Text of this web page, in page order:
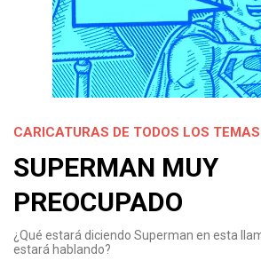
CARICATURAS DE TODOS LOS TEMAS
SUPERMAN MUY
PREOCUPADO
¿Qué estará diciendo Superman en esta
estará hablando?